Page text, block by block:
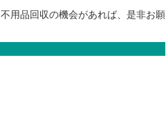
用品回収の機会があれば、是非お願